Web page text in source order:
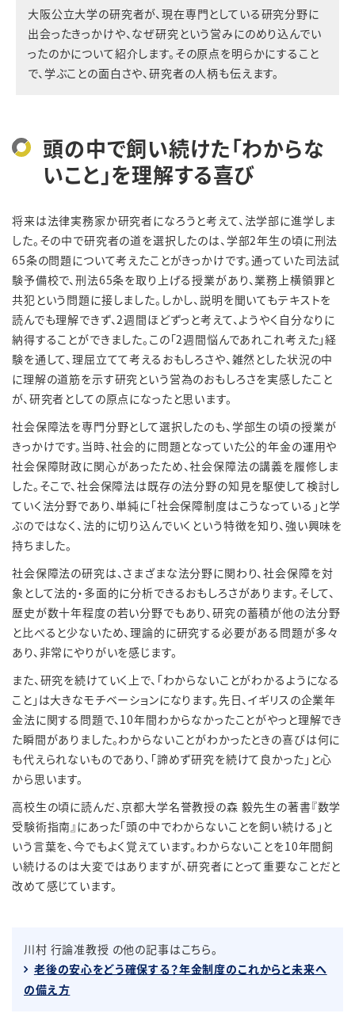
大阪公立大学の研究者が、現在専門としている研究分野に
出会ったきっかけや、なぜ研究という営みにのめり込んでい
ったのかについて紹介します。その原点を明らかにすること
で、学ぶことの面白さや、研究者の人柄も伝えます。
頭の中で飼い続けた「わからな
いこと」を理解する喜び
将来は法律実務家か研究者になろうと考えて、法学部に進学しま
した。その中で研究者の道を選択したのは、学部2年生の頃に刑法
65条の問題について考えたことがきっかけです。通っていた司法試
験予備校で、刑法65条を取り上げる授業があり、業務上横領罪と
共犯という問題に接しました。しかし、説明を聞いてもテキストを
読んでも理解できず、2週間ほどずっと考えて、ようやく自分なりに
納得することができました。この「2週間悩んであれこれ考えた」経
験を通して、理屈立てて考えるおもしろさや、雑然とした状況の中
に理解の道筋を示す研究という営為のおもしろさを実感したこと
が、研究者としての原点になったと思います。
社会保障法を専門分野として選択したのも、学部生の頃の授業が
きっかけです。当時、社会的に問題となっていた公的年金の運用や
社会保障財政に関心があったため、社会保障法の講義を履修しま
した。そこで、社会保障法は既存の法分野の知見を駆使して検討し
ていく法分野であり、単純に「社会保障制度はこうなっている」と学
ぶのではなく、法的に切り込んでいくという特徴を知り、強い興味を
持ちました。
社会保障法の研究は、さまざまな法分野に関わり、社会保障を対
象として法的・多面的に分析できるおもしろさがあります。そして、
歴史が数十年程度の若い分野でもあり、研究の蓄積が他の法分野
と比べると少ないため、理論的に研究する必要がある問題が多々
あり、非常にやりがいを感じます。
また、研究を続けていく上で、「わからないことがわかるようになる
こと」は大きなモチベーションになります。先日、イギリスの企業年
金法に関する問題で、10年間わからなかったことがやっと理解でき
た瞬間がありました。わからないことがわかったときの喜びは何に
も代えられないものであり、「諦めず研究を続けて良かった」と心
から思います。
高校生の頃に読んだ、京都大学名誉教授の森 毅先生の著書『数学
受験術指南』にあった「頭の中でわからないことを飼い続ける」と
いう言葉を、今でもよく覚えています。わからないことを10年間飼
い続けるのは大変ではありますが、研究者にとって重要なことだと
改めて感じています。
川村 行論准教授 の他の記事はこちら。
老後の安心をどう確保する？年金制度のこれからと未来へ
の備え方